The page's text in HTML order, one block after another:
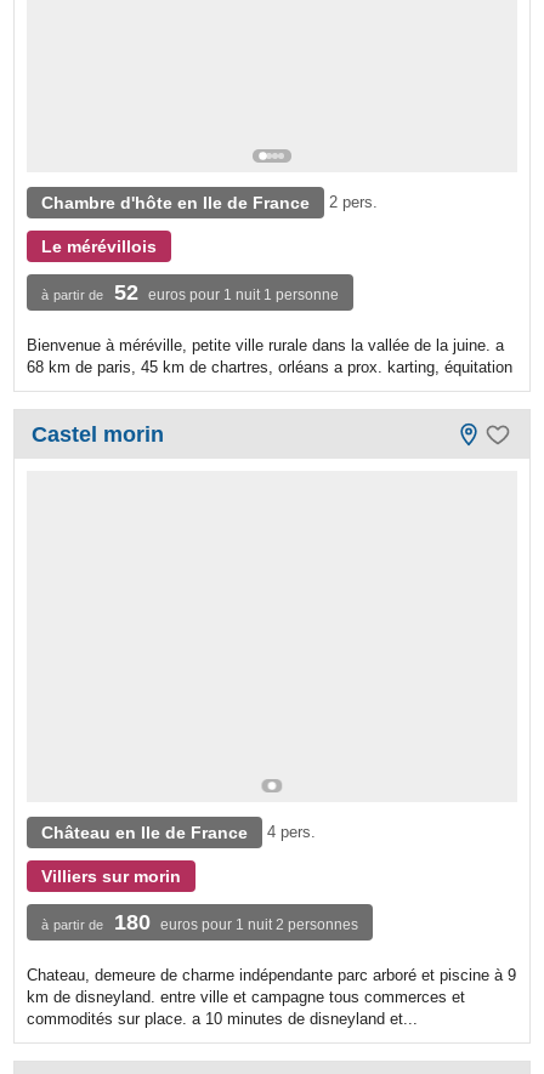
Chambre d'hôte en Ile de France 2 pers.
Le mérévillois
à partir de 52 euros pour 1 nuit 1 personne
Bienvenue à méréville, petite ville rurale dans la vallée de la juine. a
68 km de paris, 45 km de chartres, orléans a prox. karting, équitation
Castel morin
Château en Ile de France 4 pers.
Villiers sur morin
à partir de 180 euros pour 1 nuit 2 personnes
Chateau, demeure de charme indépendante parc arboré et piscine à 9
km de disneyland. entre ville et campagne tous commerces et
commodités sur place. a 10 minutes de disneyland et...